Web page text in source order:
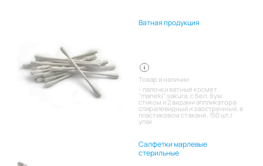
Ватная продукция
Товар в наличии:
палочки ватные космет.
"maneki" sakura, с бел. бум.
стиком и 2 видами аппликатора:
спиралевидный и заостренный, в
пластиковом стакане, 150 шт./
упак
Салфетки марлевые
стерильные